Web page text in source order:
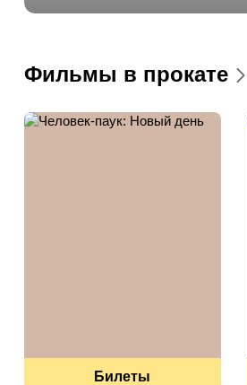
Фильмы в прокате
Билеты